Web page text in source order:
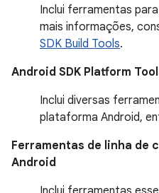
Inclui ferramentas
mais informações,
SDK Build Tools.
Android SDK Platform
Inclui diversas
plataforma Android,
Ferramentas de linha de
Android